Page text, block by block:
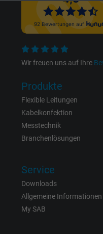
Zweck
Name
Laufzeit 1 Tag
Zweck
Anbieter Google
Wir freuen uns auf Ihre
Produkte
Flexible Leitungen
Kabelkonfektion
Messtechnik
Branchenlösungen
Service
Downloads
Allgemeine Informationen
My SAB